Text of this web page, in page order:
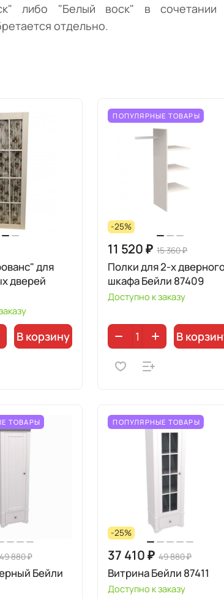
либо "Белый воск" в
отдельно.
для
дверей
В корзину
ПОПУЛЯРНЫЕ ТОВАРЫ
-25%
11 520 ₽ 15 360 ₽
Полки для 2-х
шкафа Бейли 87409
Доступно к заказу
В
ТОВАРЫ
880 ₽
Бейли
ПОПУЛЯРНЫЕ ТОВАРЫ
-25%
37 410 ₽ 49 880 ₽
Витрина Бейли 87411
Доступно к заказу